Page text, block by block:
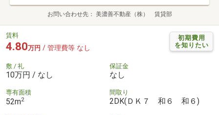
お問い合わせ先 美濃善不動産（株） 賃貸部
初期費用
を知りたい
賃料
4.80万円 / 管理費等 なし
敷 / 礼
10万円 / なし
保証金
なし
専有面積
52m2
間取り
2DK(ＤＫ７ 和６ 和６)